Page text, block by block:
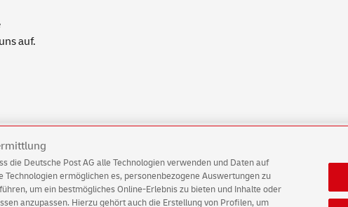
auf.
Deutsche Post Direkt Datenschutz English Version
Datenschutz Barrierefreiheit Einwilligungs-Einstellungen
die Deutsche Post AG alle Technologien verwenden und Daten auf
Technologien ermöglichen es, personenbezogene Auswertungen zu
um ein bestmögliches Online-Erlebnis zu bieten und Inhalte oder
anzupassen. Hierzu gehört auch die Erstellung von Profilen, um